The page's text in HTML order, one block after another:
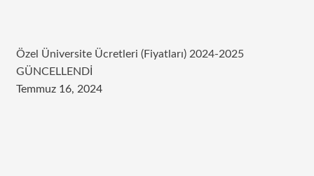
Özel Üniversite Ücretleri (Fiyatları) 2024-2025
GÜNCELLENDİ
Temmuz 16, 2024